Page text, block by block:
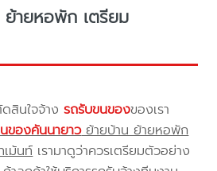
ย้ายหอพัก เตรียม
ดสินใจจ้างรถรับขนของของเรา
ของคันนายาวย้ายบ้าน ย้ายหอพัก
ม้นท์เรามาดูว่าควรเตรียมตัวอย่าง